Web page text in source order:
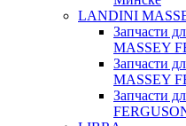
LANDINI
Запчасти
MASSEY
Запчасти
MASSEY
Запчасти